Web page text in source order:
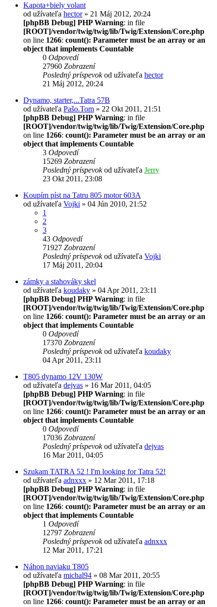
Kapota+biely volant
od užívateľa hector» 21 Máj 2012, 20:24
[phpBB Debug] PHP Warning: in file
[ROOT]/vendor/twig/twig/lib/Twig/Extension/Core.php
on line 1266: count(): Parameter must be an array or an
object that implements Countable
0 Odpovedí
27960 Zobrazení
Posledný príspevokod užívateľa hector
21 Máj 2012, 20:24
Dynamo, starter,...Tatra 57B
od užívateľa Pašo.Tom » 22 Okt 2011, 21:51
[phpBB Debug] PHP Warning: in file
[ROOT]/vendor/twig/twig/lib/Twig/Extension/Core.php
on line 1266: count(): Parameter must be an array or an
object that implements Countable
3 Odpovedí
15269 Zobrazení
Posledný príspevokod užívateľa Jerry
23 Okt 2011, 23:08
Koupím píst na Tatru 805 motor 603A
od užívateľa Vojki » 04 Jún 2010, 21:52
1
2
3
43 Odpovedí
71927 Zobrazení
Posledný príspevokod užívateľa Vojki
17 Máj 2011, 20:04
zámky a stahováky skel
od užívateľa koudaky » 04 Apr 2011, 23:11
[phpBB Debug] PHP Warning: in file
[ROOT]/vendor/twig/twig/lib/Twig/Extension/Core.php
on line 1266: count(): Parameter must be an array or an
object that implements Countable
0 Odpovedí
17370 Zobrazení
Posledný príspevokod užívateľa koudaky
04 Apr 2011, 23:11
T805 dynamo 12V 130W
od užívateľa dejvas » 16 Mar 2011, 04:05
[phpBB Debug] PHP Warning: in file
[ROOT]/vendor/twig/twig/lib/Twig/Extension/Core.php
on line 1266: count(): Parameter must be an array or an
object that implements Countable
0 Odpovedí
17036 Zobrazení
Posledný príspevokod užívateľa dejvas
16 Mar 2011, 04:05
Szukam TATRA 52 ! I'm looking for Tatra 52!
od užívateľa adnxxx » 12 Mar 2011, 17:18
[phpBB Debug] PHP Warning: in file
[ROOT]/vendor/twig/twig/lib/Twig/Extension/Core.php
on line 1266: count(): Parameter must be an array or an
object that implements Countable
1 Odpovedí
12797 Zobrazení
Posledný príspevokod užívateľa adnxxx
12 Mar 2011, 17:21
Náhon naviaku T805
od užívateľa michal94 » 08 Mar 2011, 20:55
[phpBB Debug] PHP Warning: in file
[ROOT]/vendor/twig/twig/lib/Twig/Extension/Core.php
on line 1266: count(): Parameter must be an array or an